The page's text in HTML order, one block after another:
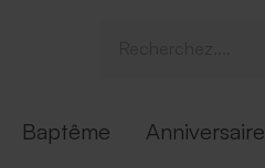
Baptême Anniversaire